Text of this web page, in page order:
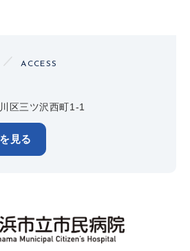
ACCESS
区三ツ沢西町1-1
見る